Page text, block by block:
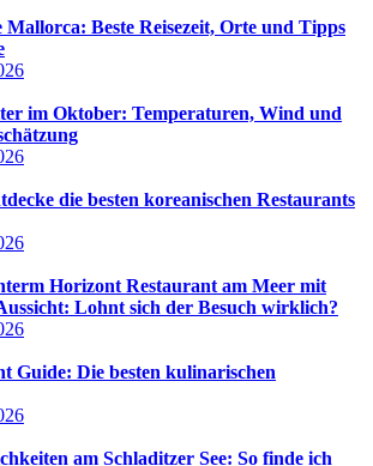
Beste Reisezeit, Orte und Tipps
im Oktober: Temperaturen, Wind und
die besten koreanischen Restaurants
Horizont Restaurant am Meer mit
Lohnt sich der Besuch wirklich?
Guide: Die besten kulinarischen
am Schladitzer See: So finde ich